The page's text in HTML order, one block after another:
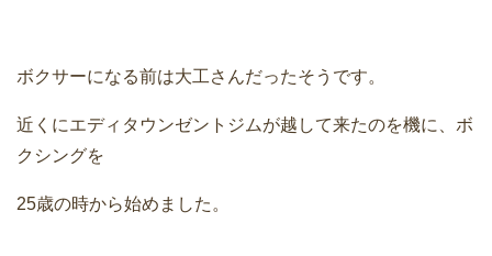
ボクサーになる前は大工さんだったそうです。
近くにエディタウンゼントジムが越して来たのを機に、ボ
クシングを
25歳の時から始めました。